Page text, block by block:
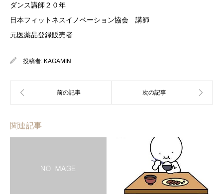
ダンス講師２０年
日本フィットネスイノベーション協会 講師
元医薬品登録販売者
投稿者: KAGAMIN
関連記事